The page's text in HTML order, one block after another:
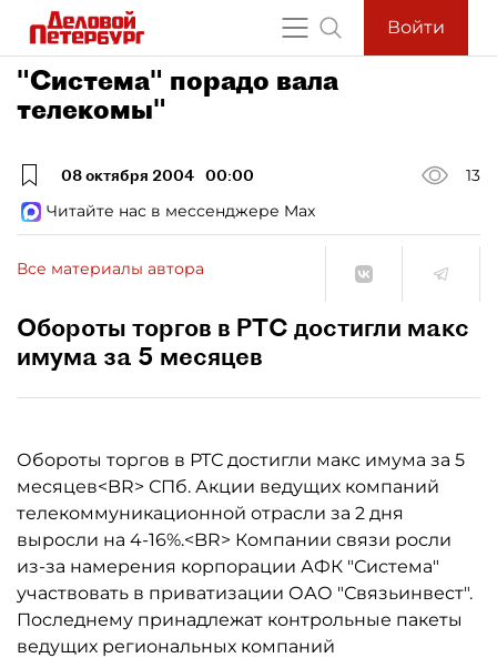
Войти
"Система" порадо вала
телекомы"
08 октября 2004 00:00
13
Читайте нас в мессенджере Max
Все материалы автора
Обороты торгов в РТС достигли макс
имума за 5 месяцев
Обороты торгов в РТС достигли макс имума за 5
месяцев<BR> СПб. Акции ведущих компаний
телекоммуникационной отрасли за 2 дня
выросли на 4-16%.<BR> Компании связи росли
из-за намерения корпорации АФК "Система"
участвовать в приватизации ОАО "Связьинвест".
Последнему принадлежат контрольные пакеты
ведущих региональных компаний